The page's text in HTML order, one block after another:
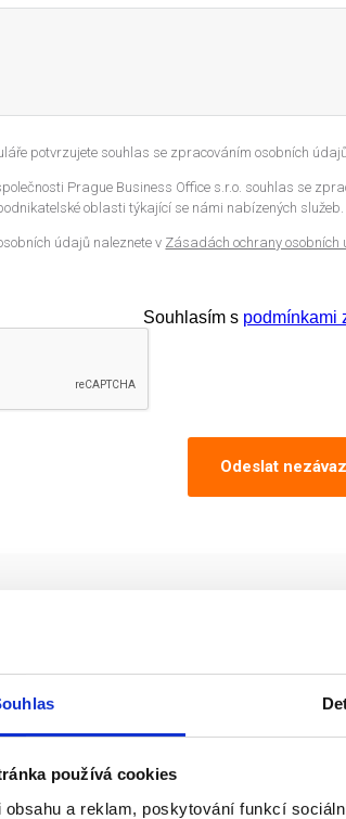
používá cookies
obsahu a reklam, poskytování funkcí
potvrzujete souhlas se zpracováním osobních
Prague Business Office s.r.o. souhlas se
oblasti týkající se námi nabízených služeb.
údajů naleznete v Zásadách ochrany osobních
Souhlasím s podmínkami